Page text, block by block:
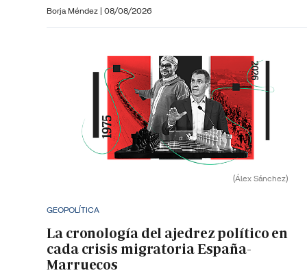
Borja Méndez | 08/08/2026
(Álex Sánchez)
GEOPOLÍTICA
La cronología del ajedrez político en
cada crisis migratoria España-
Marruecos